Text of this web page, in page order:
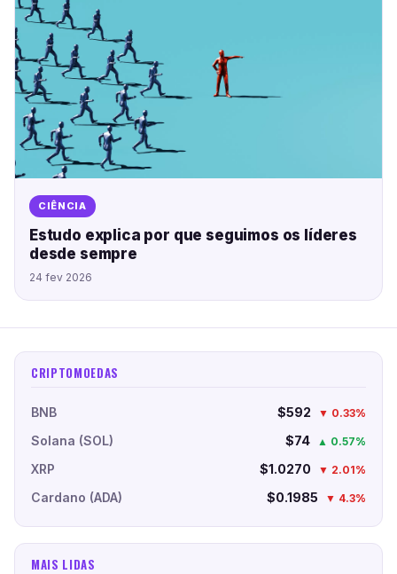
CIÊNCIA
Estudo explica por que seguimos os líderes
desde sempre
24 fev 2026
CRIPTOMOEDAS
BNB $592 ▼ 0.33%
Solana (SOL) $74 ▲ 0.57%
XRP $1.0270 ▼ 2.01%
Cardano (ADA) $0.1985 ▼ 4.3%
MAIS LIDAS